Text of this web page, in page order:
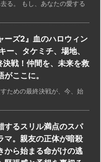
る。 もし、あなたの愛する
ーズ2』血のハロウィン
、タケミチ、場地、
戦！仲間を、未来を救
ここに。
ための最終決戦が、今、始
するスリル満点のスパ
マ。親友の正体が暗殺
から始まる命がけの逃